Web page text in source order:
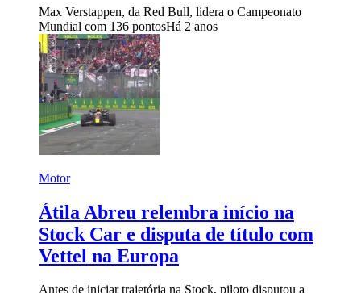
Max Verstappen, da Red Bull, lidera o Campeonato
Mundial com 136 pontosHá 2 anos
Motor
Átila Abreu relembra início na
Stock Car e disputa de título com
Vettel na Europa
Antes de iniciar trajetória na Stock, piloto disputou a